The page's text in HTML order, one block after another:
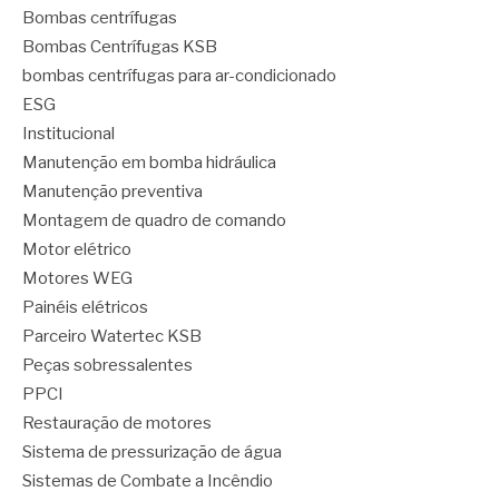
Bombas centrífugas
Bombas Centrífugas KSB
bombas centrífugas para ar-condicionado
ESG
Institucional
Manutenção em bomba hidráulica
Manutenção preventiva
Montagem de quadro de comando
Motor elétrico
Motores WEG
Painéis elétricos
Parceiro Watertec KSB
Peças sobressalentes
PPCI
Restauração de motores
Sistema de pressurização de água
Sistemas de Combate a Incêndio